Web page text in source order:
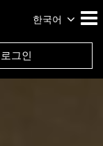
한국어
로그인